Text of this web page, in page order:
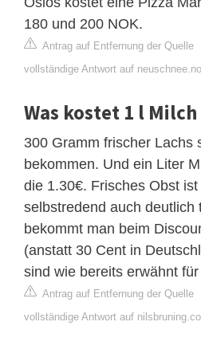
180 und 200 NOK.
Antrag auf Entfernung der Quelle
vollständige Antwort auf
Was kostet 1 l
300 Gramm frischer Lachs
bekommen. Und ein Liter
die 1.30€. Frisches Obst
selbstredend auch deutlich
bekommt man beim
(anstatt 30 Cent in
sind wie bereits erwähnt
Antrag auf Entfernung der Quelle
vollständige Antwort auf